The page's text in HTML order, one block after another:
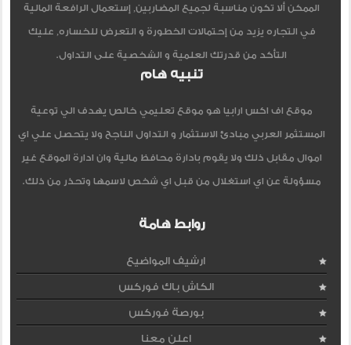
الممكن ألا تكون مناسبة لجميع المضاربين, إستعمال الرافعة المالية
في التجاره يزيد من إحتمالات الخطورة و التعرض للخساره, عليك
التأكد من قدرتك العلمية و الشخصية على التداول.
تنبيه هام
موقع اف اكس ارابيا هو موقع تعليمي خالص يهدف الي توعية
المستثمر العربي مبادئ الاستثمار و التداول الناجح ولا يتحصل علي اي
اموال مقابل ذلك ولا يقوم بادارة محافظ مالية وان ادارة الموقع غير
مسؤولة عن اي استغلال من قبل اي شخص لاسمها وتحذر من ذلك.
روابط هامة
ارشيف المواضيع
الكاش باك فوركس
بورصة فوركس
اعلن معنا